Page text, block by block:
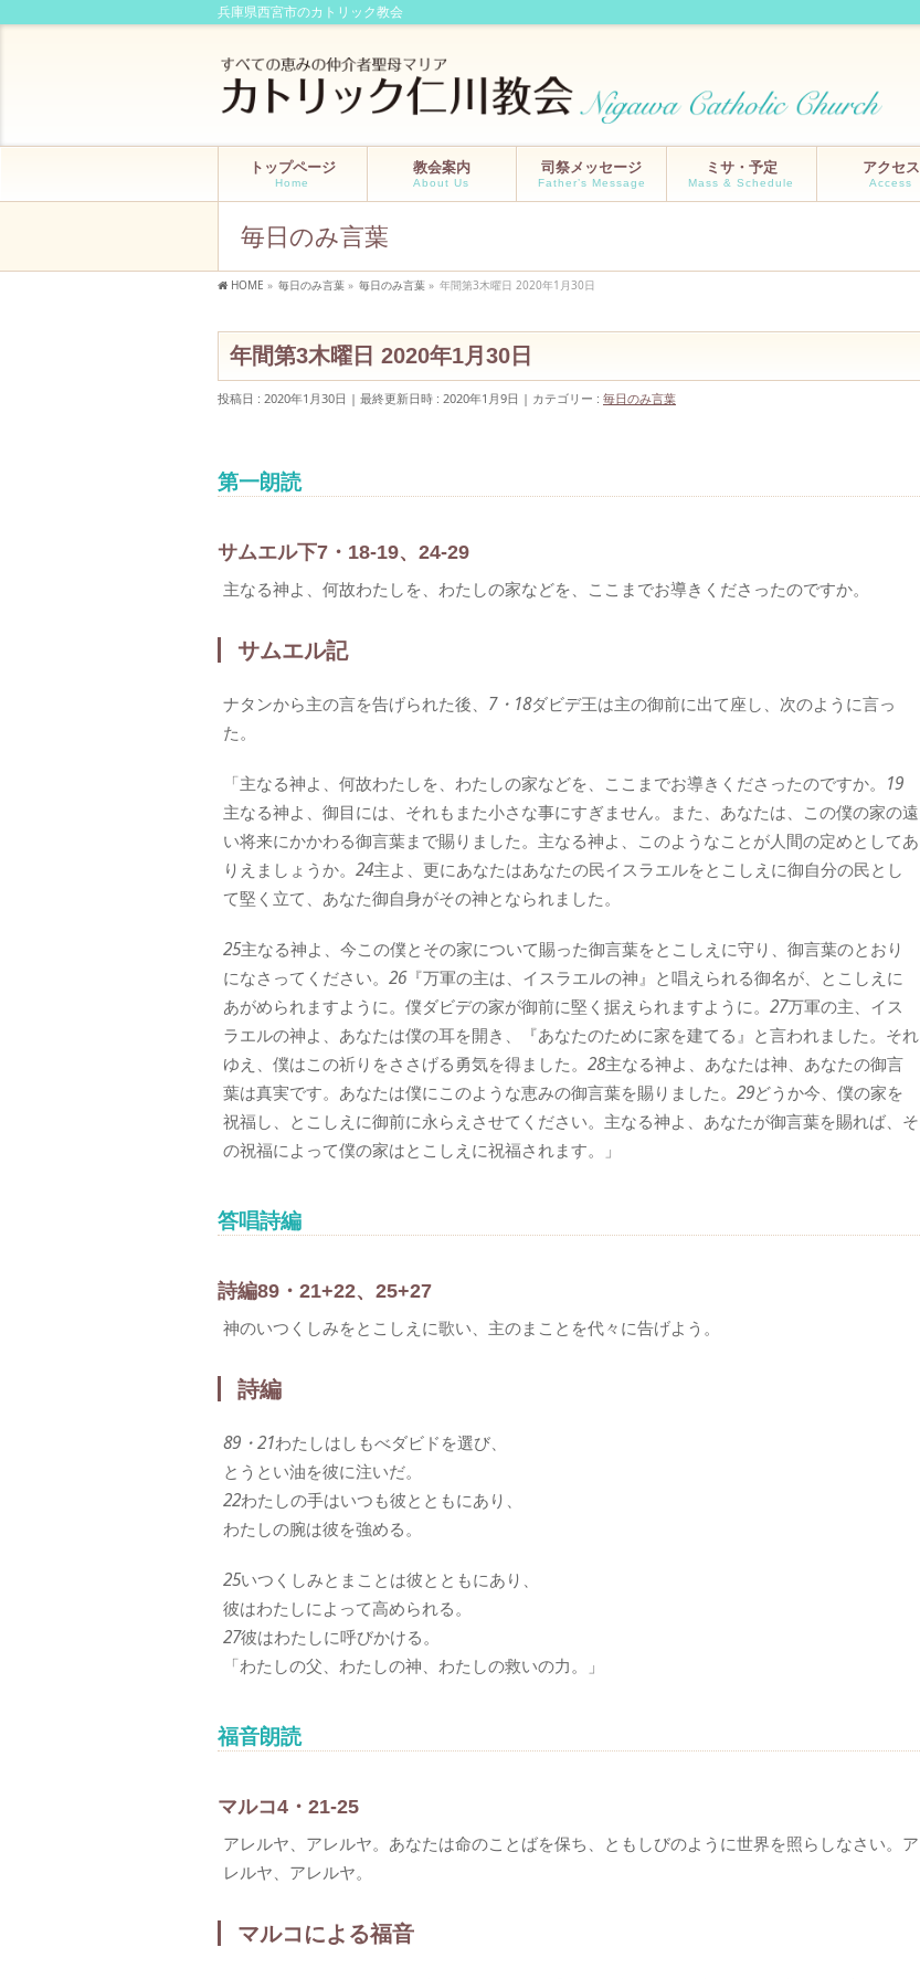
兵庫県西宮市のカトリック教会
トップページ
Home
教会案内
About Us
司祭メッセージ
Father’s Message
ミサ・予定
Mass & Schedule
アクセス
Access
毎日のみ言葉
HOME » 毎日のみ言葉 » 毎日のみ言葉 » 年間第3木曜日 2020年1月30日
年間第3木曜日 2020年1月30日
投稿日 : 2020年1月30日 最終更新日時 : 2020年1月9日 カテゴリー : 毎日のみ言葉
第一朗読
サムエル下7・18-19、24-29
主なる神よ、何故わたしを、わたしの家などを、ここまでお導きくださったのですか。
サムエル記
ナタンから主の言を告げられた後、 7・18ダビデ王は主の御前に出て座し、次のように言っ
た。
「主なる神よ、何故わたしを、わたしの家などを、ここまでお導きくださったのですか。 19
主なる神よ、御目には、それもまた小さな事にすぎません。また、あなたは、この僕の家の遠
い将来にかかわる御言葉まで賜りました。主なる神よ、このようなことが人間の定めとしてあ
りえましょうか。 24主よ、更にあなたはあなたの民イスラエルをとこしえに御自分の民とし
て堅く立て、あなた御自身がその神となられました。
25主なる神よ、今この僕とその家について賜った御言葉をとこしえに守り、御言葉のとおり
になさってください。 26『万軍の主は、イスラエルの神』と唱えられる御名が、とこしえに
あがめられますように。僕ダビデの家が御前に堅く据えられますように。 27万軍の主、イス
ラエルの神よ、あなたは僕の耳を開き、『あなたのために家を建てる』と言われました。それ
ゆえ、僕はこの祈りをささげる勇気を得ました。 28主なる神よ、あなたは神、あなたの御言
葉は真実です。あなたは僕にこのような恵みの御言葉を賜りました。 29どうか今、僕の家を
祝福し、とこしえに御前に永らえさせてください。主なる神よ、あなたが御言葉を賜れば、そ
の祝福によって僕の家はとこしえに祝福されます。」
答唱詩編
詩編89・21+22、25+27
神のいつくしみをとこしえに歌い、主のまことを代々に告げよう。
詩編
89・21わたしはしもべダビドを選び、
とうとい油を彼に注いだ。
22わたしの手はいつも彼とともにあり、
わたしの腕は彼を強める。
25いつくしみとまことは彼とともにあり、
彼はわたしによって高められる。
27彼はわたしに呼びかける。
「わたしの父、わたしの神、わたしの救いの力。」
福音朗読
マルコ4・21-25
アレルヤ、アレルヤ。あなたは命のことばを保ち、ともしびのように世界を照らしなさい。ア
レルヤ、アレルヤ。
マルコによる福音